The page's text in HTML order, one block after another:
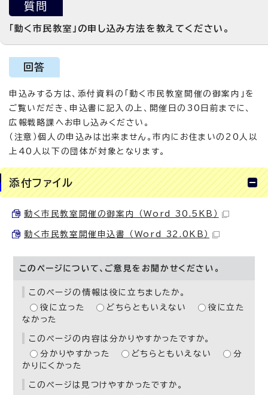
質問
「動く市民教室」の申し込み方法を教えてください。
回答
申込みする方は、添付資料の「動く市民教室開催の御案内」を
ご覧いだだき、申込書に記入の上、開催日の30日前までに、
広報戦略課へお申し込みください。
（注意）個人の申込みは出来ません。市内にお住まいの20人以
上40人以下の団体が対象となります。
添付ファイル
動く市民教室開催の御案内 （Word 30.5KB）
動く市民教室開催申込書 （Word 32.0KB）
このページについて、ご意見をお聞かせください。
このページの情報は役に立ちましたか。
役に立った
どちらともいえない
役に立た
なかった
このページの内容は分かりやすかったですか。
分かりやすかった
どちらともいえない
分
かりにくかった
このページは見つけやすかったですか。